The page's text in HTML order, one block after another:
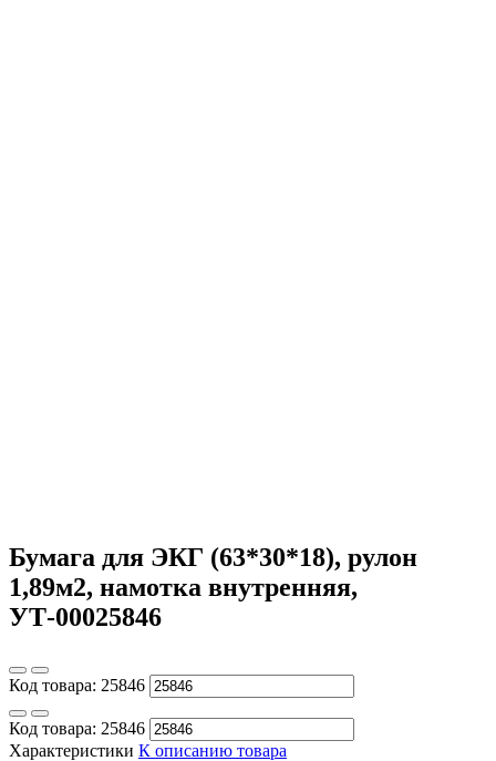
Бумага для ЭКГ (63*30*18), рулон
1,89м2, намотка внутренняя,
УТ-00025846
Код товара: 25846
Код товара: 25846
Характеристики К описанию товара